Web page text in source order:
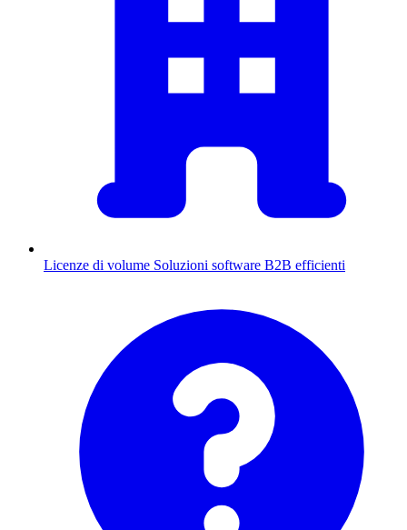
Licenze di volume Soluzioni software B2B efficienti